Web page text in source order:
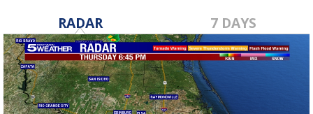
RADAR 7 DAYS